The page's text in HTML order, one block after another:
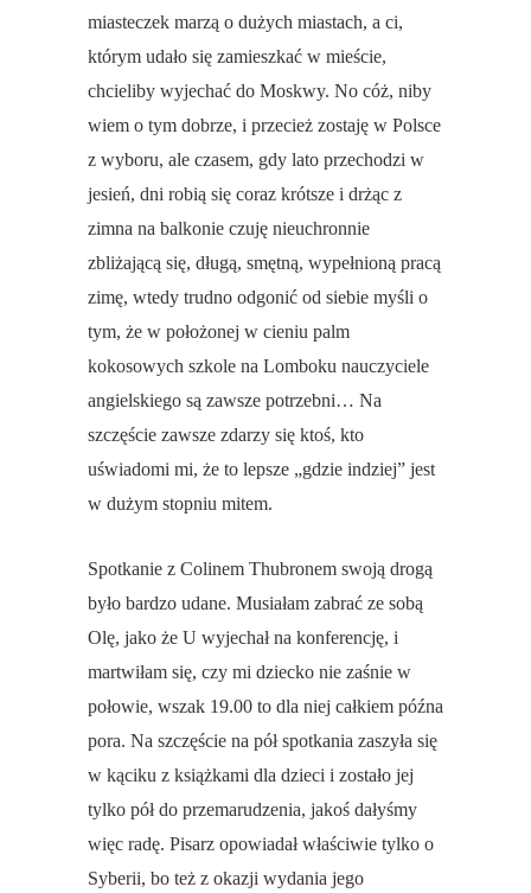
miasteczek marzą o dużych miastach, a ci,
którym udało się zamieszkać w mieście,
chcieliby wyjechać do Moskwy. No cóż, niby
wiem o tym dobrze, i przecież zostaję w Polsce
z wyboru, ale czasem, gdy lato przechodzi w
jesień, dni robią się coraz krótsze i drżąc z
zimna na balkonie czuję nieuchronnie
zbliżającą się, długą, smętną, wypełnioną pracą
zimę, wtedy trudno odgonić od siebie myśli o
tym, że w położonej w cieniu palm
kokosowych szkole na Lomboku nauczyciele
angielskiego są zawsze potrzebni… Na
szczęście zawsze zdarzy się ktoś, kto
uświadomi mi, że to lepsze „gdzie indziej” jest
w dużym stopniu mitem.
Spotkanie z Colinem Thubronem swoją drogą
było bardzo udane. Musiałam zabrać ze sobą
Olę, jako że U wyjechał na konferencję, i
martwiłam się, czy mi dziecko nie zaśnie w
połowie, wszak 19.00 to dla niej całkiem późna
pora. Na szczęście na pół spotkania zaszyła się
w kąciku z książkami dla dzieci i zostało jej
tylko pół do przemarudzenia, jakoś dałyśmy
więc radę. Pisarz opowiadał właściwie tylko o
Syberii, bo też z okazji wydania jego